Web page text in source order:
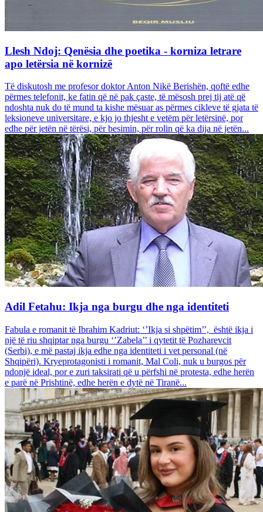
Llesh Ndoj: Qenësia dhe poetika - korniza letrare
apo letërsia në kornizë
Të diskutosh me profesor doktor Anton Nikë Berishën, qoftë edhe
përmes telefonit, ke fatin që në pak çaste, të mësosh prej tij atë që
ndoshta nuk do të mund ta kishe mësuar as përmes cikleve të gjata të
leksioneve universitare, e kjo jo thjesht e vetëm për letërsinë, por
edhe për jetën në tërësi, për besimin, për rolin që ka dija në jetën...
Adil Fetahu: Ikja nga burgu dhe nga identiteti
Fabula e romanit të Ibrahim Kadriut: ‘’Ikja si shpëtim’’, është ikja i
një të riu shqiptar nga burgu ‘’Zabela’’ i qytetit të Pozharevcit
(Serbi), e më pastaj ikja edhe nga identiteti i vet personal (në
Shqipëri). Kryeprotagonisti i romanit, Mal Coli, nuk u burgos për
ndonjë ideal, por e zuri taksirati që u përfshi në protesta, edhe herën
e parë në Prishtinë, edhe herën e dytë në Tiranë...